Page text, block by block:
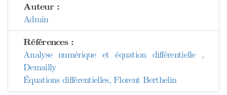
Auteur :
Admin
Références :
Analyse numérique et équation différentielle ,
Demailly
Équations différentielles, Florent Berthelin